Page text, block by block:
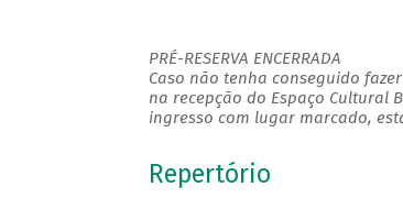
PRÉ-RESERVA ENCERRADA
Caso não tenha conseguido
na recepção do Espaço Cultural
ingresso com lugar marcado,
Repertório